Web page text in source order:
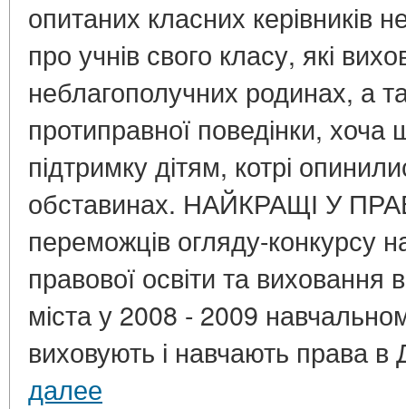
опитаних класних керівників
про учнів свого класу, які
неблагополучних родинах, а
протиправної поведінки,
підтримку дітям, котрі
обставинах. НАЙКРАЩІ У
переможців огляду-конкурсу
правової освіти та виховання
міста у 2008 - 2009
виховують і навчають права
далее